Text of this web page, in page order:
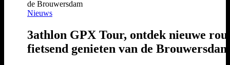
Nieuws
3athlon GPX Tour, ontdek nieuwe
fietsend genieten van de Brouwersdam